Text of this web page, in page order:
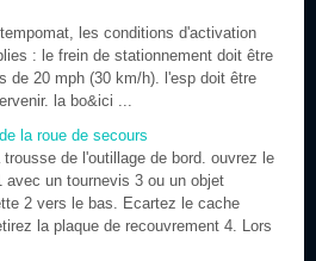
les conditions d'activation
: le frein de stationnement doit être
de 20 mph (30 km/h). l'esp doit être
la bo&ici ...
la roue de secours
de l'outillage de bord. ouvrez le
avec un tournevis 3 ou un objet
2 vers le bas. Ecartez le cache
la plaque de recouvrement 4. Lors